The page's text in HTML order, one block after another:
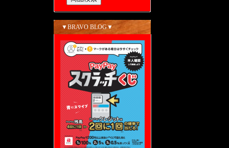
▼BRAVO BLOG▼